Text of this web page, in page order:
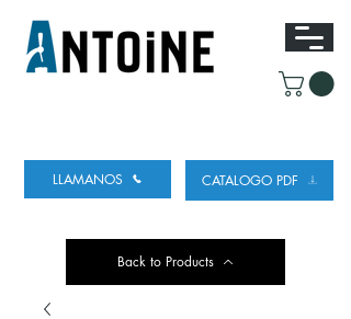
LLAMANOS CATALOGO PDF
Back to Products